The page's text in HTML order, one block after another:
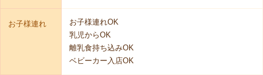
お子様連れ
お子様連れOK
乳児からOK
離乳食持ち込みOK
ベビーカー入店OK